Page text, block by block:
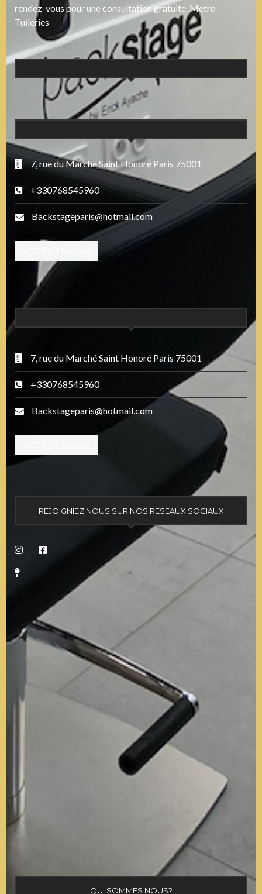
rendez-vous pour une consultation gratuite. Metro
Tuileries
7, rue du Marché Saint Honoré Paris 75001
+330768545960
Backstageparis@hotmail.com
7, rue du Marché Saint Honoré Paris 75001
+330768545960
Backstageparis@hotmail.com
REJOIGNIEZ NOUS SUR NOS RESEAUX SOCIAUX
QUI SOMMES NOUS?